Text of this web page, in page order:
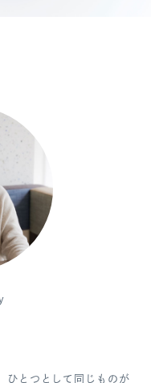
ひとつとして同じものが